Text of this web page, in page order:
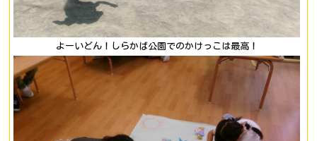
よーいどん！しらかば公園でのかけっこは最高！